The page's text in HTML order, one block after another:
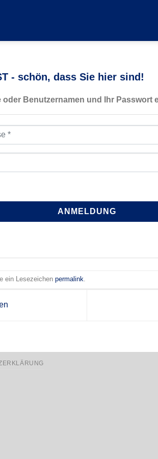
- schön, dass Sie hier sind!
oder Benutzernamen und Ihr Passwort
ANMELDUNG
ein Lesezeichen permalink.